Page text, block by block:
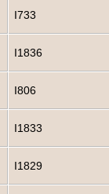
I733
I1836
I806
I1833
I1829